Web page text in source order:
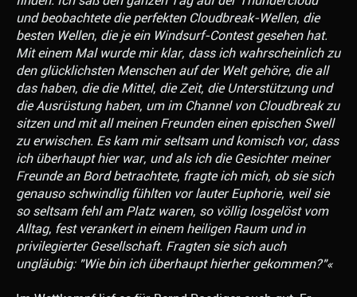
und beobachtete die perfekten Cloudbreak-Wellen, die
besten Wellen, die je ein Windsurf-Contest gesehen hat.
Mit einem Mal wurde mir klar, dass ich wahrscheinlich zu
den glücklichsten Menschen auf der Welt gehöre, die all
das haben, die die Mittel, die Zeit, die Unterstützung und
die Ausrüstung haben, um im Channel von Cloudbreak zu
sitzen und mit all meinen Freunden einen epischen Swell
zu erwischen. Es kam mir seltsam und komisch vor, dass
ich überhaupt hier war, und als ich die Gesichter meiner
Freunde an Bord betrachtete, fragte ich mich, ob sie sich
genauso schwindlig fühlten vor lauter Euphorie, weil sie
so seltsam fehl am Platz waren, so völlig losgelöst vom
Alltag, fest verankert in einem heiligen Raum und in
privilegierter Gesellschaft. Fragten sie sich auch
ungläubig: "Wie bin ich überhaupt hierher gekommen?"«